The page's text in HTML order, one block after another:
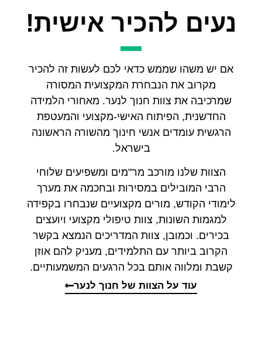
נעים להכיר אישית!
אם יש משהו שממש כדאי לכם לעשות זה להכיר
מקרוב את הנבחרת המקצועית המסורה
שמרכיבה את צוות חנוך לנער. מאחורי הלמידה
החדשנית, הפיתוח האישי-מקצועי והמעטפת
הרגשית עומדים אנשי חינוך מהשורה הראשונה
בישראל.
הצוות שלנו מורכב מר"מים ומשפיעים שלוחי
הרבי המובילים במסירות ובחכמה את מערך
לימודי הקודש, מורים מקצועיים שנבחרו בקפידה
למגמות השונות, צוות טיפולי מקצועי ויועצים
בכירים. וכמובן, צוות המדריכים הנמצא בקשר
הקרוב ביותר עם התלמידים, מעניק להם אוזן
קשבת ומלווה אותם בכל הרגעים המשמעותיים.
עוד על הצוות של חנוך לנער